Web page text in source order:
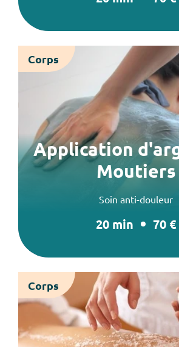
Corps
Application
Moutiers
Soin anti-douleur
20 min 70 €
Corps